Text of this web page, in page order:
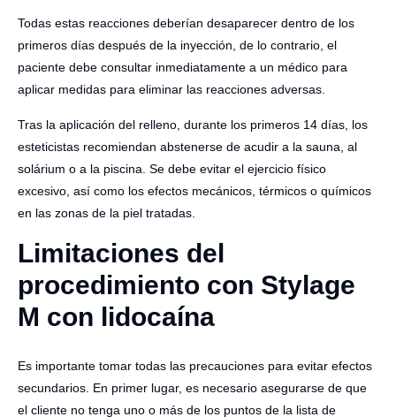
Todas estas reacciones deberían desaparecer dentro de los
primeros días después de la inyección, de lo contrario, el
paciente debe consultar inmediatamente a un médico para
aplicar medidas para eliminar las reacciones adversas.
Tras la aplicación del relleno, durante los primeros 14 días, los
esteticistas recomiendan abstenerse de acudir a la sauna, al
solárium o a la piscina. Se debe evitar el ejercicio físico
excesivo, así como los efectos mecánicos, térmicos o químicos
en las zonas de la piel tratadas.
Limitaciones del
procedimiento con Stylage
M con lidocaína
Es importante tomar todas las precauciones para evitar efectos
secundarios. En primer lugar, es necesario asegurarse de que
el cliente no tenga uno o más de los puntos de la lista de